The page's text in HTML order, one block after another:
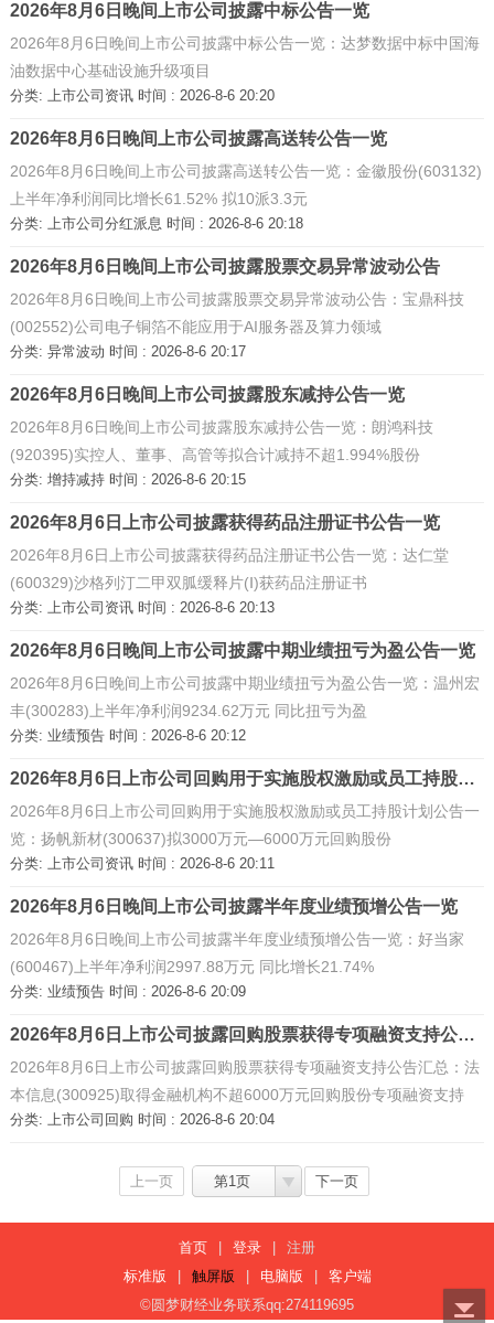
2026年8月6日晚间上市公司披露中标公告一览
2026年8月6日晚间上市公司披露中标公告一览：达梦数据中标中国海
油数据中心基础设施升级项目
分类: 上市公司资讯时间 : 2026-8-6 20:20
2026年8月6日晚间上市公司披露高送转公告一览
2026年8月6日晚间上市公司披露高送转公告一览：金徽股份(603132)
上半年净利润同比增长61.52% 拟10派3.3元
分类: 上市公司分红派息 时间 : 2026-8-6 20:18
2026年8月6日晚间上市公司披露股票交易异常波动公告
2026年8月6日晚间上市公司披露股票交易异常波动公告：宝鼎科技
(002552)公司电子铜箔不能应用于AI服务器及算力领域
分类: 异常波动 时间 : 2026-8-6 20:17
2026年8月6日晚间上市公司披露股东减持公告一览
2026年8月6日晚间上市公司披露股东减持公告一览：朗鸿科技
(920395)实控人、董事、高管等拟合计减持不超1.994%股份
分类: 增持减持时间 : 2026-8-6 20:15
2026年8月6日上市公司披露获得药品注册证书公告一览
2026年8月6日上市公司披露获得药品注册证书公告一览：达仁堂
(600329)沙格列汀二甲双胍缓释片(Ⅰ)获药品注册证书
分类: 上市公司资讯时间 : 2026-8-6 20:13
2026年8月6日晚间上市公司披露中期业绩扭亏为盈公告一览
2026年8月6日晚间上市公司披露中期业绩扭亏为盈公告一览：温州宏
丰(300283)上半年净利润9234.62万元 同比扭亏为盈
分类: 业绩预告时间 : 2026-8-6 20:12
2026年8月6日上市公司回购用于实施股权激励或员工持股计划公告一览 ...
2026年8月6日上市公司回购用于实施股权激励或员工持股计划公告一
览：扬帆新材(300637)拟3000万元—6000万元回购股份
分类: 上市公司资讯时间 : 2026-8-6 20:11
2026年8月6日晚间上市公司披露半年度业绩预增公告一览
2026年8月6日晚间上市公司披露半年度业绩预增公告一览：好当家
(600467)上半年净利润2997.88万元 同比增长21.74%
分类: 业绩预告时间 : 2026-8-6 20:09
2026年8月6日上市公司披露回购股票获得专项融资支持公告汇总 ...
2026年8月6日上市公司披露回购股票获得专项融资支持公告汇总：法
本信息(300925)取得金融机构不超6000万元回购股份专项融资支持
分类: 上市公司回购 时间 : 2026-8-6 20:04
上一页 第1页 下一页
首页 登录
注册
标准版
触屏版 电脑版
客户端
©圆梦财经业务联系qq:274119695